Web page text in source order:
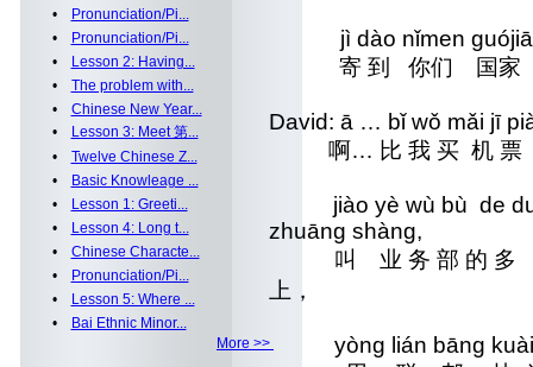
•
Pronunciation/Pi...
•
Pronunciation/Pi...
•
Lesson 2: Having...
• The problem with...
• Chinese New Year...
•
Lesson 3: Meet 第...
• Twelve Chinese Z...
•
Basic Knowleage ...
•
Lesson 1: Greeti...
•
Lesson 4: Long t...
• Chinese Characte...
•
Pronunciation/Pi...
•
Lesson 5: Where ...
•
Bai Ethnic Minor...
More >>
jì dào nǐmen guójiā
寄 到 你们 国家
David: ā … bǐ wǒ mǎi jī
啊… 比 我 买 机 票
jiào yè wù bù de duō
zhuāng shàng,
叫 业 务 部 的 多
上，
yòng lián bāng kuài